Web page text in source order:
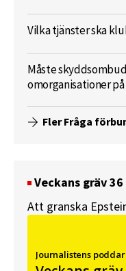
Vilka tjänster ska
Måste
omorganisationer
Fler Fråga
Veckans gräv 36
Att granska